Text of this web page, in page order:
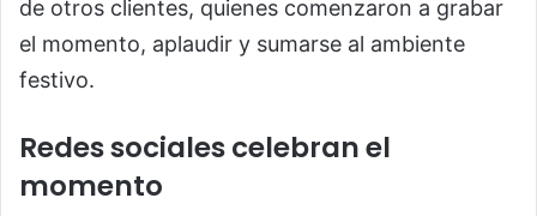
de otros clientes, quienes comenzaron a grabar
el momento, aplaudir y sumarse al ambiente
festivo.
Redes sociales celebran el
momento